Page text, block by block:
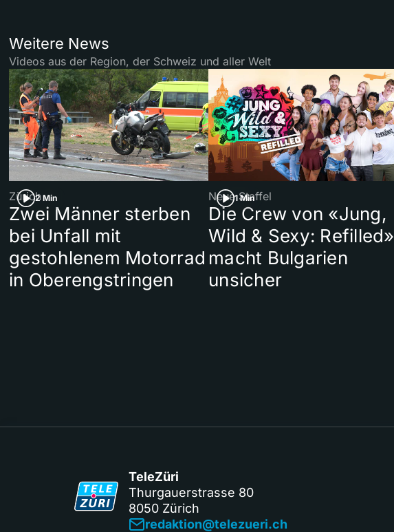
Weitere News
Videos aus der Region, der Schweiz und aller Welt
2 Min
Zürich
Zwei Männer sterben
bei Unfall mit
gestohlenem Motorrad
in Oberengstringen
1 Min
Neue Staffel
Die Crew von «Jung,
Wild & Sexy: Refilled»
macht Bulgarien
unsicher
TeleZüri
Thurgauerstrasse 80
8050 Zürich
redaktion@telezueri.ch